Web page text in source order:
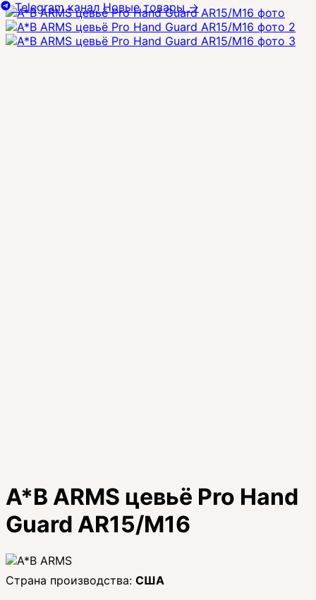
A*B ARMS цевьё Pro Hand
Guard AR15/M16
США
Telegram канал Новые товары→